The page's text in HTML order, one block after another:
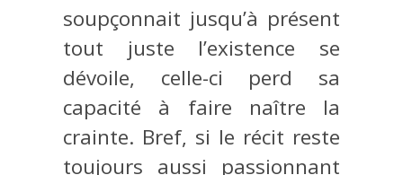
soupçonnait jusqu’à présent
tout juste l’existence se
dévoile, celle-ci perd sa
capacité à faire naître la
crainte. Bref, si le récit reste
toujours aussi passionnant